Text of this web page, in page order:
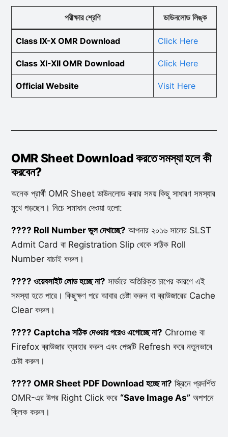
পরীক্ষার শ্রেণি ডাউনলোড লিঙ্ক
Class IX-X OMR Download Click Here
Class XI-XII OMR Download Click Here
Official Website Visit Here
OMR Sheet Download করতে সমস্যা হলে কী
করবেন?
অনেক প্রার্থী OMR Sheet ডাউনলোড করার সময় কিছু সাধারণ সমস্যার
মুখে পড়ছেন। নিচে সমাধান দেওয়া হলো:
???? Roll Number ভুল দেখাচ্ছে? আপনার ২০১৬ সালের SLST
Admit Card বা Registration Slip থেকে সঠিক Roll
Number যাচাই করুন।
???? ওয়েবসাইট লোড হচ্ছে না? সার্ভারে অতিরিক্ত চাপের কারণে এই
সমস্যা হতে পারে। কিছুক্ষণ পরে আবার চেষ্টা করুন বা ব্রাউজারের Cache
Clear করুন।
???? Captcha সঠিক দেওয়ার পরেও এগোচ্ছে না? Chrome বা
Firefox ব্রাউজার ব্যবহার করুন এবং পেজটি Refresh করে নতুনভাবে
চেষ্টা করুন।
???? OMR Sheet PDF Download হচ্ছে না? স্ক্রিনে প্রদর্শিত
OMR-এর উপর Right Click করে “Save Image As”অপশনে
ক্লিক করুন।